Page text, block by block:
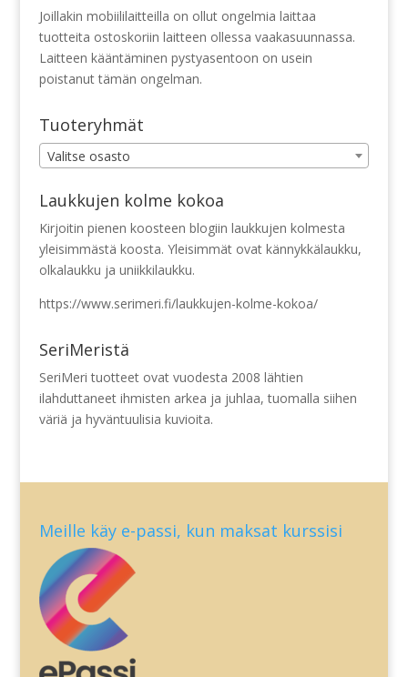
Joillakin mobiililaitteilla on ollut ongelmia laittaa
tuotteita ostoskoriin laitteen ollessa vaakasuunnassa.
Laitteen kääntäminen pystyasentoon on usein
poistanut tämän ongelman.
Tuoteryhmät
Valitse osasto
Laukkujen kolme kokoa
Kirjoitin pienen koosteen blogiin laukkujen kolmesta
yleisimmästä koosta. Yleisimmät ovat kännykkälaukku,
olkalaukku ja uniikkilaukku.
https://www.serimeri.fi/laukkujen-kolme-kokoa/
SeriMeristä
SeriMeri tuotteet ovat vuodesta 2008 lähtien
ilahduttaneet ihmisten arkea ja juhlaa, tuomalla siihen
väriä ja hyväntuulisia kuvioita.
Meille käy e-passi, kun maksat kurssisi